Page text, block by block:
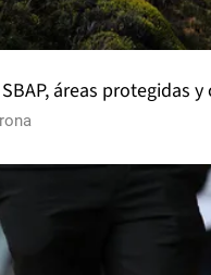
áreas protegidas